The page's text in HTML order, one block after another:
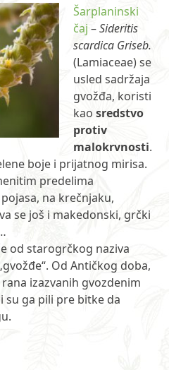
Šarplaninski
čaj –Sideritis
scardica Griseb.
(Lamiaceae) se
usled sadržaja
gvožđa, koristi
kaosredstvo
protiv
malokrvnosti.
boje i prijatnog mirisa.
predelima
na krečnjaku,
se još i makedonski, grčki
od starogrčkog naziva
Od Antičkog doba,
izazvanih gvozdenim
su ga pili pre bitke da